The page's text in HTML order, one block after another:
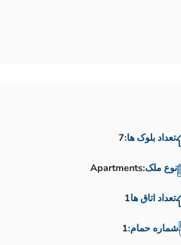
تعداد بلوک ها:7
نوع ملک:Apartments
تعداد اتاق ها1
شماره حمام:1